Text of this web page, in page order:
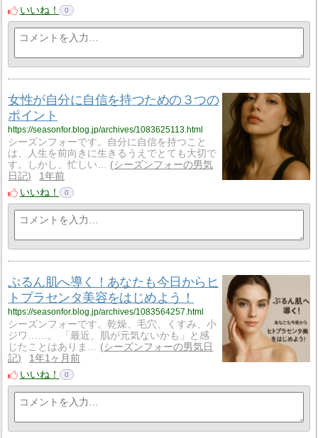
いいね！
0
女性が自分に自信を持つための３つの
ポイント
https://seasonfor.blog.jp/archives/1083625113.html
シーズンフォーです。自分に自信を持つこと
は、人生を前向きに生きるうえでとても大切で
す。しかし、忙しい…
シーズンフォーの男気
日記
1年前
いいね！
0
ぷるん肌へ導く！あなたも今日からヒ
トプラセンタ美容をはじめよう！
https://seasonfor.blog.jp/archives/1083564257.html
シーズンフォーです。乾燥、毛穴、くすみ、小
ジワ……。 「最近、肌が元気ないかも」と感
じたことはありま…
シーズンフォーの男気日
記
1年1ヶ月前
いいね！
0